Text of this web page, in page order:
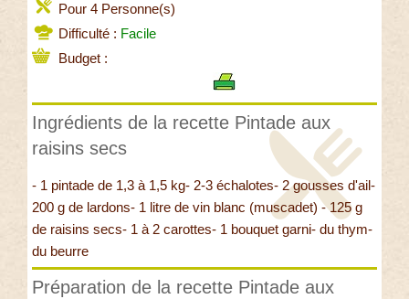
Pour 4 Personne(s)
Difficulté : Facile
Budget :
Ingrédients de la recette Pintade aux
raisins secs
- 1 pintade de 1,3 à 1,5 kg- 2-3 échalotes- 2 gousses d'ail-
200 g de lardons- 1 litre de vin blanc (muscadet) - 125 g
de raisins secs- 1 à 2 carottes- 1 bouquet garni- du thym-
du beurre
Préparation de la recette Pintade aux